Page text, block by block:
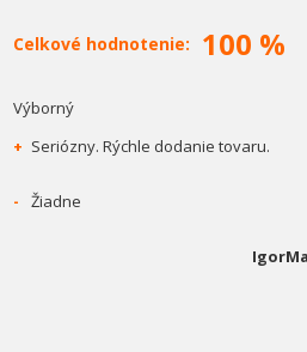
Celkové hodnotenie: 100 %
Výborný
+ Seriózny. Rýchle dodanie tovaru.
- Žiadne